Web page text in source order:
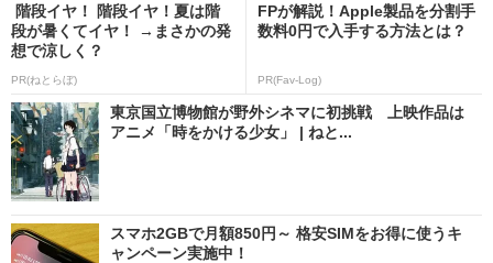
階段イヤ！ 階段イヤ！夏は階
段が暑くてイヤ！ →まさかの発
想で涼しく？
PR(ねとらぼ)
FPが解説！Apple製品を分割手
数料0円で入手する方法とは？
PR(Fav-Log)
東京国立博物館が野外シネマに初挑戦 上映作品は
アニメ「時をかける少女」 | ねと...
スマホ2GBで月額850円～ 格安SIMをお得に使うキ
ャンペーン実施中！